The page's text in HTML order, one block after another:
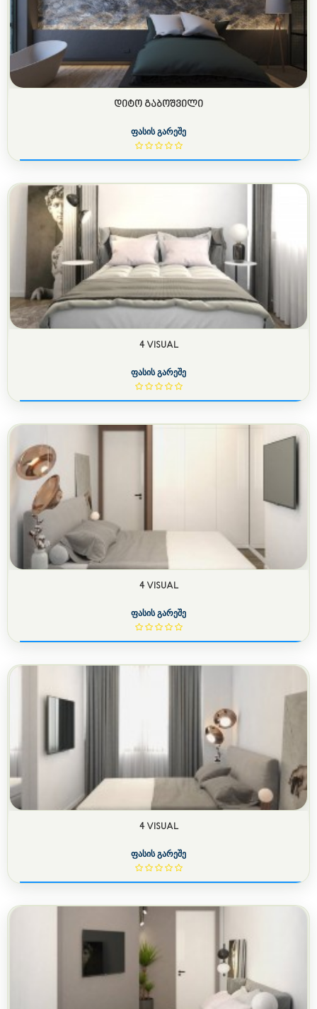
ᲓᲘᲢᲝ ᲒᲐᲑᲝᲨᲕᲘᲚᲘ
ფასის გარეშე
4 VISUAL
ფასის გარეშე
4 VISUAL
ფასის გარეშე
4 VISUAL
ფასის გარეშე